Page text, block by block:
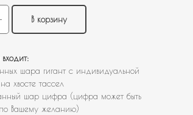
В корзину
шара гигант с индивидуальной
хвосте тассел
шар цифра (цифра может быть
Вашему желанию)